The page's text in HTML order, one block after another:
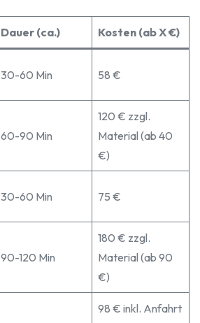
Dauer (ca.) Kosten (ab X €)
30-60 Min 58 €
60-90 Min
120 € zzgl.
Material (ab 40
€)
30-60 Min 75 €
90-120 Min
180 € zzgl.
Material (ab 90
€)
98 € inkl. Anfahrt